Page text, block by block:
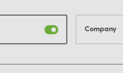
Company